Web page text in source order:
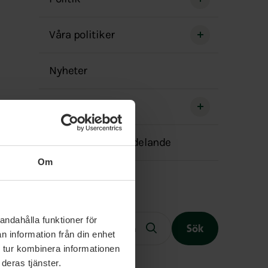
Om
funktioner för
information från din enhet
kombinera informationen
tjänster.
menyn
Våra politiker
Nyheter
Transparensmeddelande
Sök